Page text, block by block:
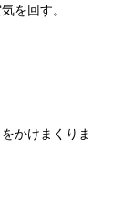
を回す。
かけまくりま